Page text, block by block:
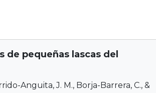
pequeñas lascas del
Anguita, J. M., Borja-Barrera, C., &